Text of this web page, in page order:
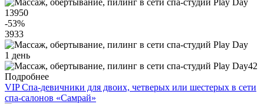
13950
-53%
3933
1 день
42
Подробнее
VIP Спа-девичники для двоих, четверых или шестерых в сети
спа-салонов «Самрай»